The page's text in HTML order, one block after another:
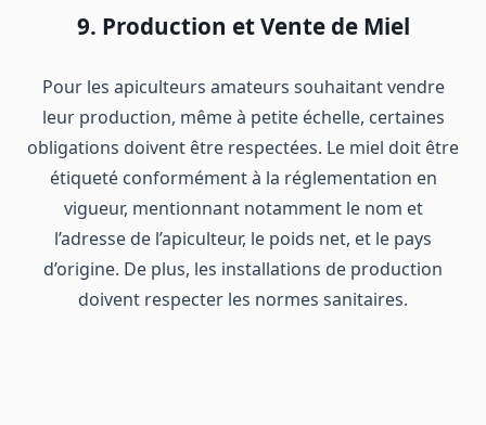
9. Production et Vente de Miel
Pour les apiculteurs amateurs souhaitant vendre
leur production, même à petite échelle, certaines
obligations doivent être respectées. Le miel doit être
étiqueté conformément à la réglementation en
vigueur, mentionnant notamment le nom et
l’adresse de l’apiculteur, le poids net, et le pays
d’origine. De plus, les installations de production
doivent respecter les normes sanitaires.